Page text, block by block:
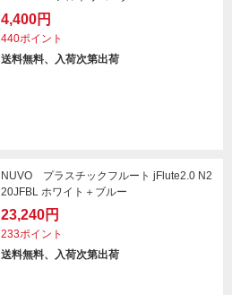
4,400円
440ポイント
送料無料、入荷次第出荷
NUVO プラスチックフルート jFlute2.0 N2
20JFBL ホワイト＋ブルー
23,240円
233ポイント
送料無料、入荷次第出荷